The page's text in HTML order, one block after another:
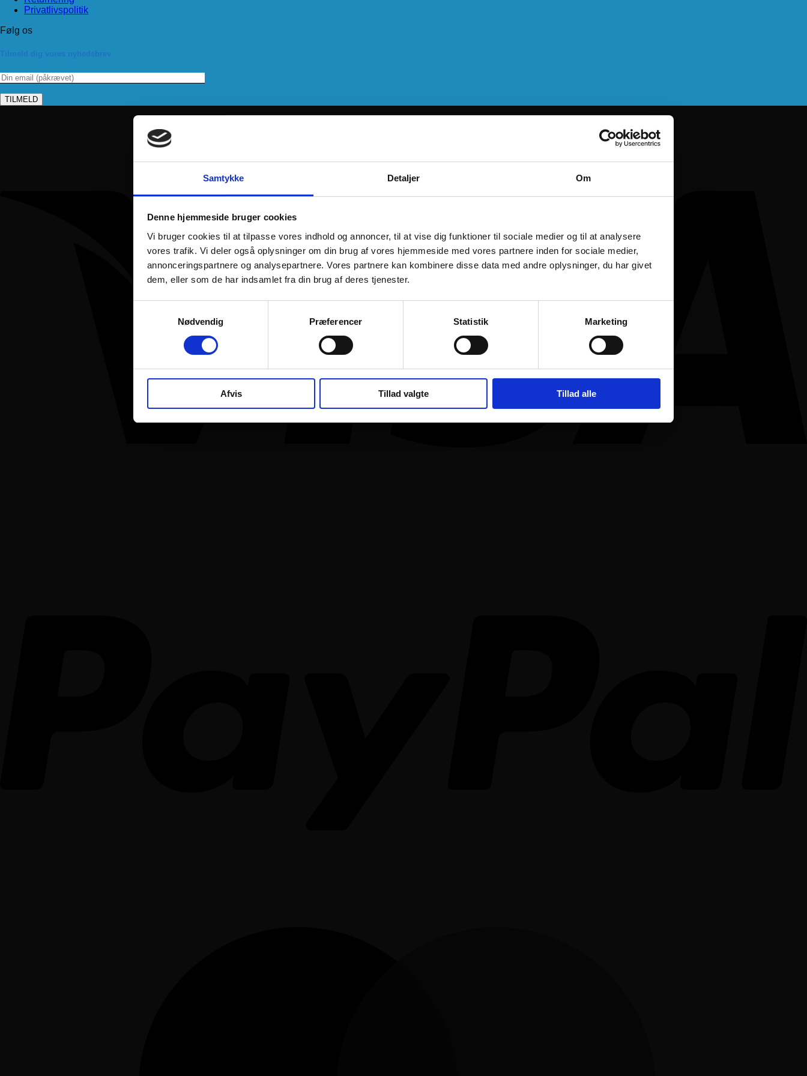
Samtykke Detaljer Om
Denne hjemmeside bruger cookies
Vi bruger cookies til at tilpasse vores indhold og annoncer, til at vise dig funktioner til sociale medier og til at analysere
vores trafik. Vi deler også oplysninger om din brug af vores hjemmeside med vores partnere inden for sociale medier,
annonceringspartnere og analysepartnere. Vores partnere kan kombinere disse data med andre oplysninger, du har givet
dem, eller som de har indsamlet fra din brug af deres tjenester.
Nødvendig
Præferencer Statistik Marketing
Afvis Tillad valgte Tillad alle
Privatlivspolitik
Følg os
Tilmeld dig vores nyhedsbrev